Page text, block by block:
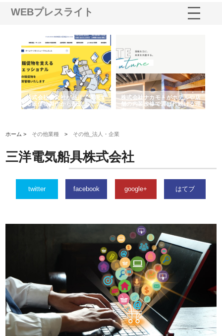
WEBプレスライト
株式会社耕文社が品川で実現す
る販促物製作から配送までワン
ストップ対応
株式会社ナカモトがホテルや店
舗の内装改修で選ばれ続ける理
由
ホーム > その他業種 > その他_法人・企業
三洋電気船具株式会社
twitter facebook google+ はてブ